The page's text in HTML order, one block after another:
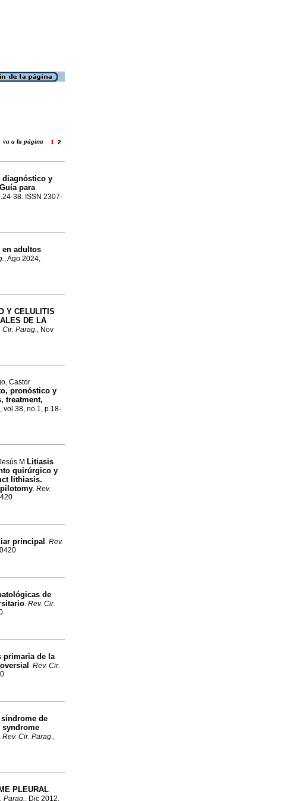
va a la página
diagnóstico y
para
38. ISSN 2307-
adultos
, Ago 2024,
Y CELULITIS
DE LA
Cir. Parag., Nov
Castor
pronóstico y
treatment,
vol.38, no.1, p.18-
M Litiasis
quirúrgico y
lithiasis.
. Rev.
principal . Rev.
de
. Rev. Cir.
primaria de la
. Rev. Cir.
de
syndrome
. Rev. Cir. Parag.,
PLEURAL
Parag., Dic 2012,